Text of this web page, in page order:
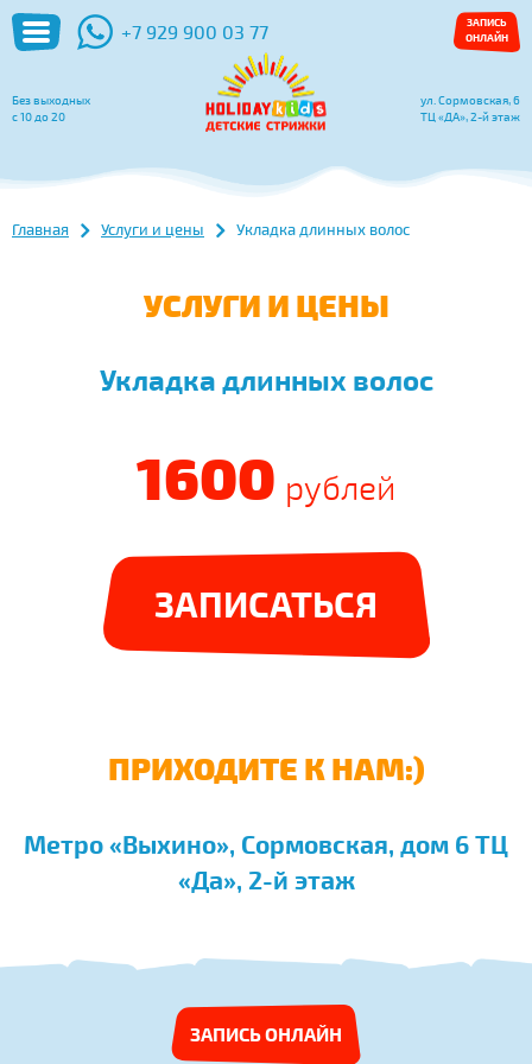
+7 929 900 03 77
ЗАПИСЬ
ОНЛАЙН
Без выходных
с 10 до 20
ул. Сормовская, 6
ТЦ «ДА», 2-й этаж
Главная Услуги и цены Укладка длинных волос
УСЛУГИ И ЦЕНЫ
Укладка длинных волос
1600 рублей
ЗАПИСАТЬСЯ
ПРИХОДИТЕ К НАМ:)
Метро «Выхино», Сормовская, дом 6 ТЦ
«Да», 2-й этаж
ЗАПИСЬ ОНЛАЙН